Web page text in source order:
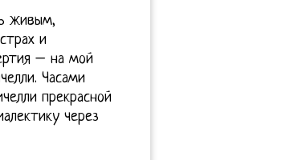
живым,
и
– на мой
Часами
прекрасной
через